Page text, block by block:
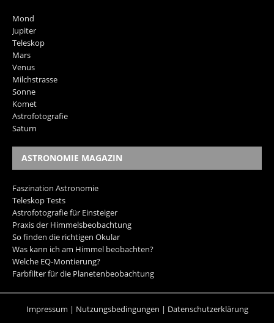
Mond
Jupiter
Teleskop
Mars
Venus
Milchstrasse
Sonne
Komet
Astrofotografie
Saturn
ASTRONOMIE MAGAZIN
Faszination Astronomie
Teleskop Tests
Astrofotografie für Einsteiger
Praxis der Himmelsbeobachtung
So finden die richtigen Okular
Was kann ich am Himmel beobachten?
Welche EQ-Montierung?
Farbfilter für die Planetenbeobachtung
Impressum | Nutzungsbedingungen | Datenschutzerklärung